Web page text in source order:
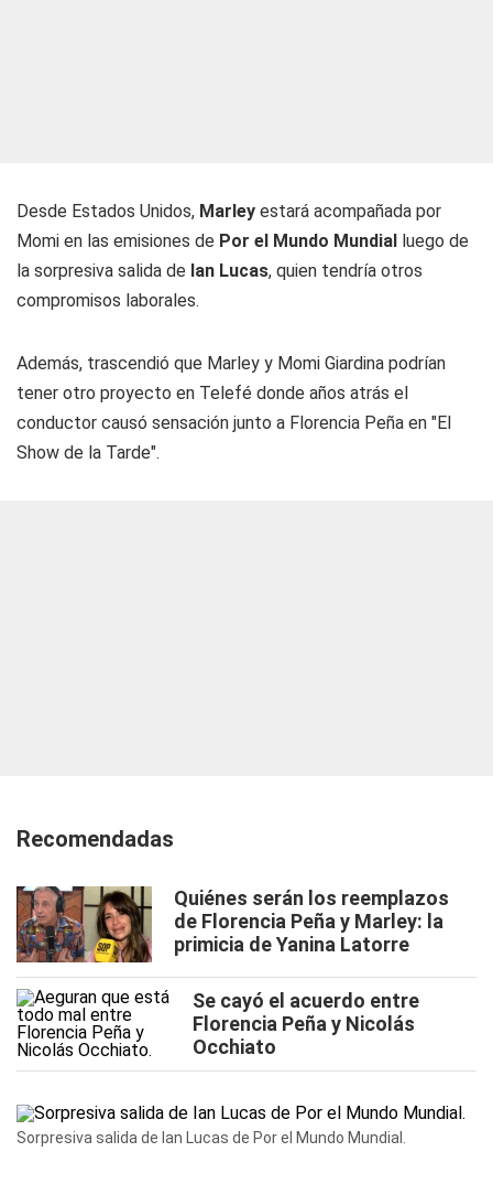
Desde Estados Unidos, Marley estará acompañada por
Momi en las emisiones de Por el Mundo Mundial luego de
la sorpresiva salida de Ian Lucas, quien tendría otros
compromisos laborales.
Además, trascendió que Marley y Momi Giardina podrían
tener otro proyecto en Telefé donde años atrás el
conductor causó sensación junto a Florencia Peña en "El
Show de la Tarde".
Recomendadas
Quiénes serán los reemplazos
de Florencia Peña y Marley: la
primicia de Yanina Latorre
Se cayó el acuerdo entre
Florencia Peña y Nicolás
Occhiato
Sorpresiva salida de Ian Lucas de Por el Mundo Mundial.